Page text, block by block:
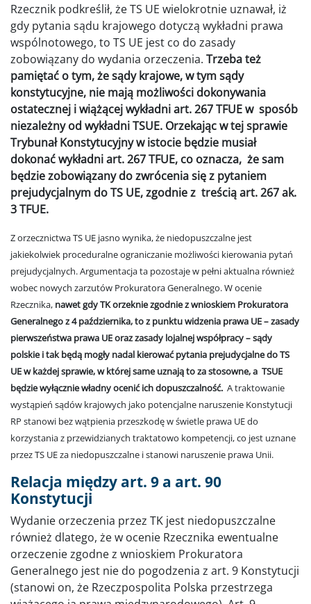
Rzecznik podkreślił, że TS UE wielokrotnie uznawał, iż
gdy pytania sądu krajowego dotyczą wykładni prawa
wspólnotowego, to TS UE jest co do zasady
zobowiązany do wydania orzeczenia. Trzeba też
pamiętać o tym, że sądy krajowe, w tym sądy
konstytucyjne, nie mają możliwości dokonywania
ostatecznej i wiążącej wykładni art. 267 TFUE w sposób
niezależny od wykładni TSUE. Orzekając w tej sprawie
Trybunał Konstytucyjny w istocie będzie musiał
dokonać wykładni art. 267 TFUE, co oznacza, że sam
będzie zobowiązany do zwrócenia się z pytaniem
prejudycjalnym do TS UE, zgodnie z treścią art. 267 ak.
3 TFUE.
Z orzecznictwa TS UE jasno wynika, że niedopuszczalne jest
jakiekolwiek proceduralne ograniczanie możliwości kierowania pytań
prejudycjalnych. Argumentacja ta pozostaje w pełni aktualna również
wobec nowych zarzutów Prokuratora Generalnego. W ocenie
Rzecznika, nawet gdy TK orzeknie zgodnie z wnioskiem Prokuratora
Generalnego z 4 października, to z punktu widzenia prawa UE – zasady
pierwszeństwa prawa UE oraz zasady lojalnej współpracy – sądy
polskie i tak będą mogły nadal kierować pytania prejudycjalne do TS
UE w każdej sprawie, w której same uznają to za stosowne, a TSUE
będzie wyłącznie władny ocenić ich dopuszczalność. A traktowanie
wystąpień sądów krajowych jako potencjalne naruszenie Konstytucji
RP stanowi bez wątpienia przeszkodę w świetle prawa UE do
korzystania z przewidzianych traktatowo kompetencji, co jest uznane
przez TS UE za niedopuszczalne i stanowi naruszenie prawa Unii.
Relacja między art. 9 a art. 90
Konstytucji
Wydanie orzeczenia przez TK jest niedopuszczalne
również dlatego, że w ocenie Rzecznika ewentualne
orzeczenie zgodne z wnioskiem Prokuratora
Generalnego jest nie do pogodzenia z art. 9 Konstytucji
(stanowi on, że Rzeczpospolita Polska przestrzega